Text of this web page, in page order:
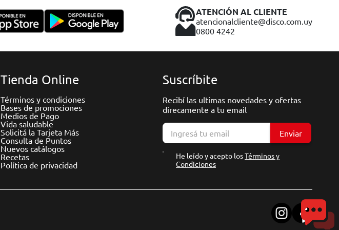
ATENCIÓN AL CLIENTE
atencionalcliente@disco.com.uy
0800 4242
Tienda Online
Términos y condiciones
Bases de promociones
Medios de Pago
Vida saludable
Solicitá la Tarjeta Más
Consulta de Puntos
Nuevos catálogos
Recetas
Política de privacidad
Suscríbite
Recibí las ultimas novedades y ofertas
direcamente a tu email
Enviar
He leído y acepto losTérminos y
Condiciones